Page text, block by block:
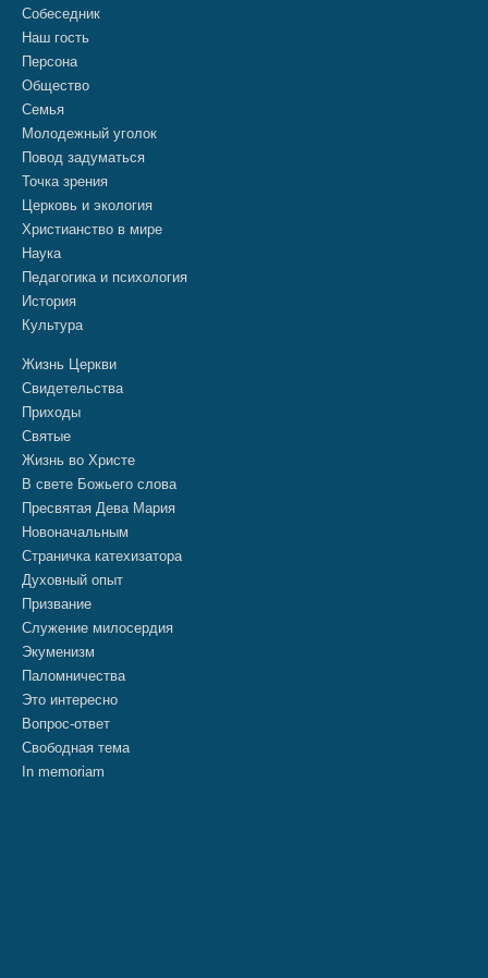
Собеседник
Наш гость
Персона
Общество
Семья
Молодежный уголок
Повод задуматься
Точка зрения
Церковь и экология
Христианство в мире
Наука
Педагогика и психология
История
Культура
Жизнь Церкви
Свидетельства
Приходы
Святые
Жизнь во Христе
В свете Божьего слова
Пресвятая Дева Мария
Новоначальным
Страничка катехизатора
Духовный опыт
Призвание
Служение милосердия
Экуменизм
Паломничества
Это интересно
Вопрос-ответ
Свободная тема
In memoriam